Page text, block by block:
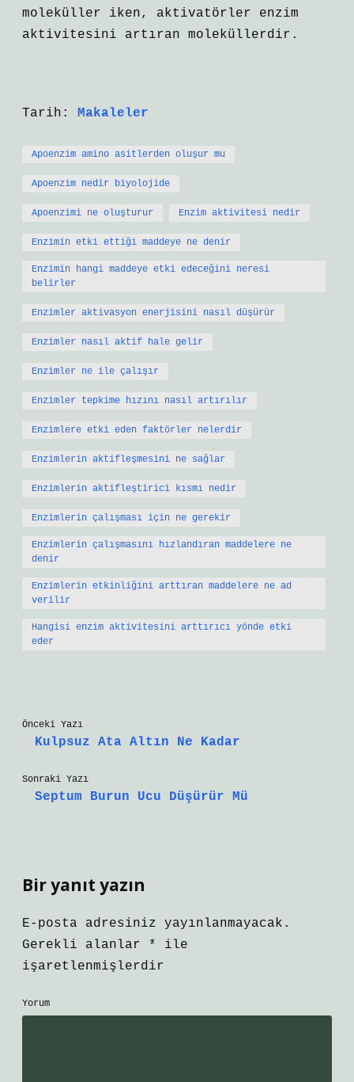
moleküller iken, aktivatörler enzim
aktivitesini artıran moleküllerdir.
Tarih: Makaleler
Apoenzim amino asitlerden oluşur mu
Apoenzim nedir biyolojide
Apoenzimi ne oluşturur Enzim aktivitesi nedir
Enzimin etki ettiği maddeye ne denir
Enzimin hangi maddeye etki edeceğini neresi
belirler
Enzimler aktivasyon enerjisini nasıl düşürür
Enzimler nasıl aktif hale gelir
Enzimler ne ile çalışır
Enzimler tepkime hızını nasıl artırılır
Enzimlere etki eden faktörler nelerdir
Enzimlerin aktifleşmesini ne sağlar
Enzimlerin aktifleştirici kısmı nedir
Enzimlerin çalışması için ne gerekir
Enzimlerin çalışmasını hızlandıran maddelere ne
denir
Enzimlerin etkinliğini arttıran maddelere ne ad
verilir
Hangisi enzim aktivitesini arttırıcı yönde etki
eder
Önceki Yazı
Kulpsuz Ata Altın Ne Kadar
Sonraki Yazı
Septum Burun Ucu Düşürür Mü
Bir yanıt yazın
E-posta adresiniz yayınlanmayacak.
Gerekli alanlar
*
ile
işaretlenmişlerdir
Yorum